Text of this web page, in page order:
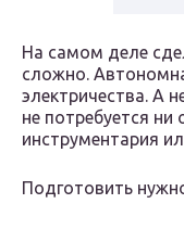
На самом деле
сложно.
электричества. А
не потребуется
инструментария
Подготовить